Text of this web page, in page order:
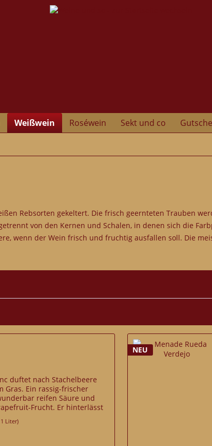
Weißwein Roséwein Sekt und co
Rebsorten gekeltert. Die frisch geernteten Trauben
von den Kernen und Schalen, in denen sich die
wenn der Wein frisch und fruchtig ausfallen soll. Die
duftet nach Stachelbeere
Gras. Ein rassig-frischer
reifen Säure und
Frucht. Er hinterlässt
Liter)
NEU